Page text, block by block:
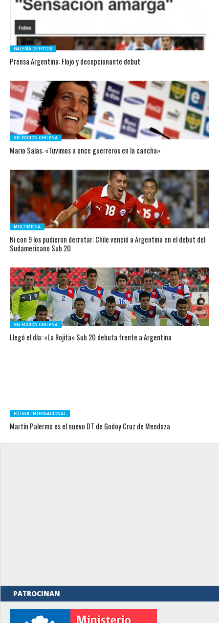
GALERÍA DE FOTOS
Prensa Argentina: Flojo y decepcionante debut
SELECCIÓN CHILENA
Mario Salas: «Tuvimos a once guerreros en la cancha»
MULTIMEDIA
Ni con 9 los pudieron derrotar: Chile venció a Argentina en el debut del
Sudamericano Sub 20
SELECCIÓN CHILENA
Llegó el día: «La Rojita» Sub 20 debuta frente a Argentina
FÚTBOL INTERNACIONAL
Martín Palermo es el nuevo DT de Godoy Cruz de Mendoza
PATROCINAN